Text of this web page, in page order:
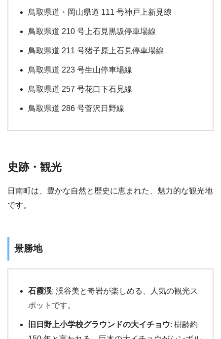
鳥取県道・岡山県道 111 号神戸上新見線
鳥取県道 210 号上石見黒坂停車場線
鳥取県道 211 号猪子原上石見停車場線
鳥取県道 223 号生山停車場線
鳥取県道 257 号花口下石見線
鳥取県道 286 号菅沢日野線
史跡・観光
日南町は、豊かな自然と歴史に恵まれた、魅力的な観光地
です。
景勝地
石霞渓: 渓谷美と奇岩が楽しめる、人気の観光ス
ポットです。
旧日野上小学校グラウンドの大イチョウ: 樹齢約